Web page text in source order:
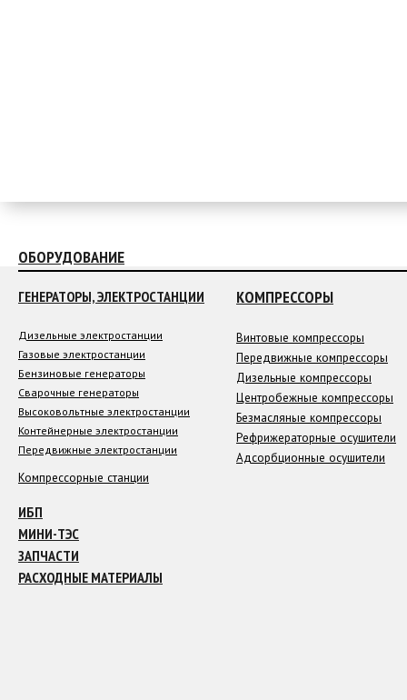
ОБОРУДОВАНИЕ
ГЕНЕРАТОРЫ, ЭЛЕКТРОСТАНЦИИ
Дизельные электростанции
Газовые электростанции
Бензиновые генераторы
Сварочные генераторы
Высоковольтные электростанции
Контейнерные электростанции
Передвижные электростанции
КОМПРЕССОРЫ
Винтовые компрессоры
Передвижные компрессоры
Дизельные компрессоры
Центробежные компрессоры
Безмасляные компрессоры
Рефрижераторные осушители
Адсорбционные осушители
Компрессорные станции
ИБП
МИНИ-ТЭС
ЗАПЧАСТИ
РАСХОДНЫЕ МАТЕРИАЛЫ